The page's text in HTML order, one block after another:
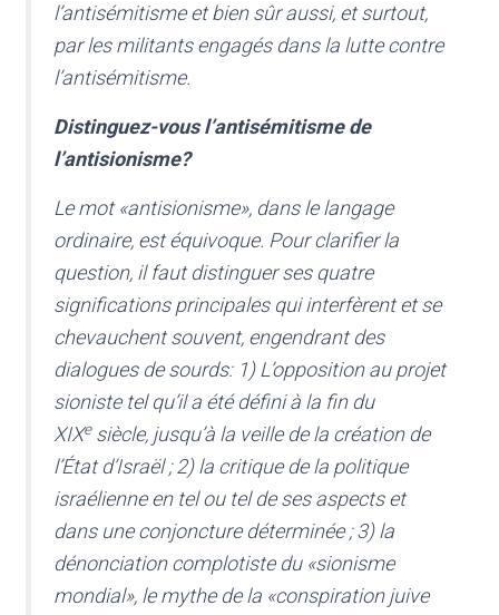
l’antisémitisme et bien sûr aussi, et surtout,
par les militants engagés dans la lutte contre
l’antisémitisme.
Distinguez-vous l’antisémitisme de
l’antisionisme?
Le mot «antisionisme», dans le langage
ordinaire, est équivoque. Pour clarifier la
question, il faut distinguer ses quatre
significations principales qui interfèrent et se
chevauchent souvent, engendrant des
dialogues de sourds: 1) L’opposition au projet
sioniste tel qu’il a été défini à la fin du
XIXesiècle, jusqu’à la veille de la création de
l’État d’Israël ; 2) la critique de la politique
israélienne en tel ou tel de ses aspects et
dans une conjoncture déterminée ; 3) la
dénonciation complotiste du «sionisme
mondial», le mythe de la «conspiration juive